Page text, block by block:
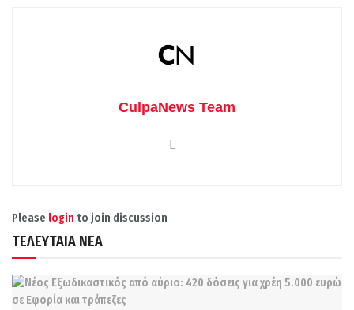
CulpaNews Team
Please login to join discussion
ΤΕΛΕΥΤΑΙΑ ΝΕΑ